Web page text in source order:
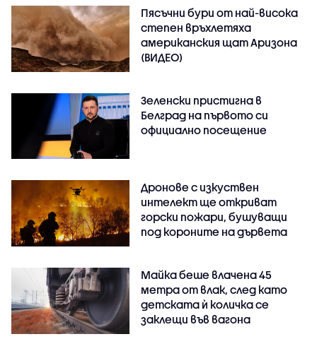
Пясъчни бури от най-висока
степен връхлетяха
американския щат Аризона
(ВИДЕО)
Зеленски пристигна в
Белград на първото си
официално посещение
Дронове с изкуствен
интелект ще откриват
горски пожари, бушуващи
под короните на дървета
Майка беше влачена 45
метра от влак, след като
детската ѝ количка се
заклещи във вагона